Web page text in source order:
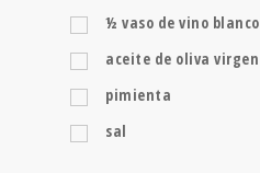
½ vaso de vino blanco
aceite de oliva virgen
pimienta
sal